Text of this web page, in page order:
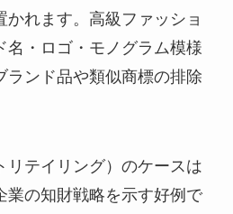
かれます。高級ファッショ
名・ロゴ・モノグラム模様
ランド品や類似商標の排除
リテイリング）のケースは
業の知財戦略を示す好例で